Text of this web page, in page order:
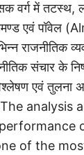
वर्ग में तटस्थ,
एवं पॉवेल
राजनीतिक
संचार के
एवं तुलना
analysis
of the